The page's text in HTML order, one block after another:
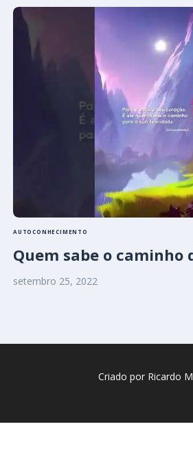
AUTOCONHECIMENTO
Quem sabe o caminho
setembro 25, 2022
Criado por Ricardo